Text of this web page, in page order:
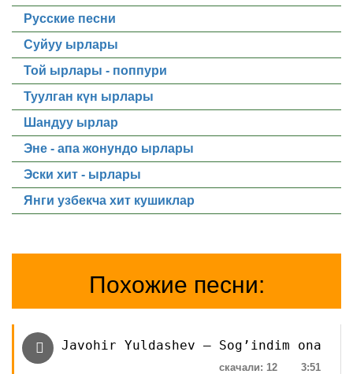
Русские песни
Суйуу ырлары
Той ырлары - поппури
Туулган күн ырлары
Шандуу ырлар
Эне - апа жонундо ырлары
Эски хит - ырлары
Янги узбекча хит кушиклар
Похожие песни:
Javohir Yuldashev — Sog’indim ona
3:51
скачали: 12